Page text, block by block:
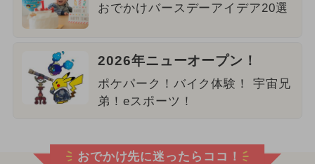
おでかけバースデーアイデア20選
2026年ニューオープン！
ポケパーク！バイク体験！ 宇宙兄
弟！eスポーツ！
おでかけ先に迷ったらココ！